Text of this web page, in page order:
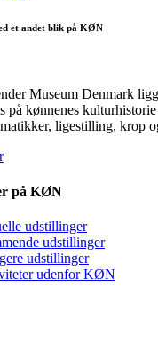
et andet blik på KØN
Museum Denmark
på kønnenes
ligestilling, krop
på KØN
udstillinger
udstillinger
udstillinger
udenfor KØN